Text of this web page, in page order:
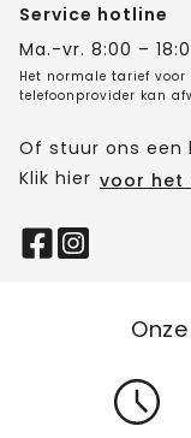
Service hotline
Ma.-vr. 8:00 –
Het normale tarief
telefoonprovider kan
Of stuur ons een
Klik hier voor het